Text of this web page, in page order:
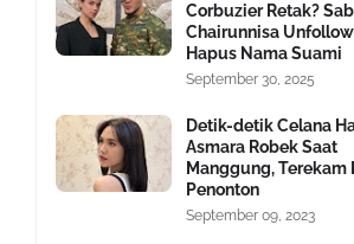
Corbuzier Retak?
Chairunnisa
Hapus Nama Suami
September 30, 2025
Detik-detik Celana
Asmara Robek Saat
Manggung, Terekam
Penonton
September 09, 2023